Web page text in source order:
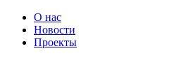
О нас
Новости
Проекты